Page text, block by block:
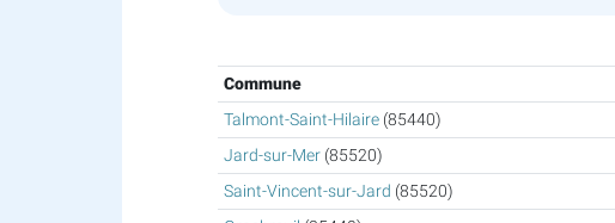
Commune
Talmont-Saint-Hilaire(85440)
Jard-sur-Mer(85520)
Saint-Vincent-sur-Jard (85520)